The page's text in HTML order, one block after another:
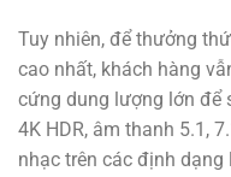
Tuy nhiên, để thưởng
cao nhất, khách hàng
cứng dung lượng lớn để
4K HDR, âm thanh 5.1,
nhạc trên các định